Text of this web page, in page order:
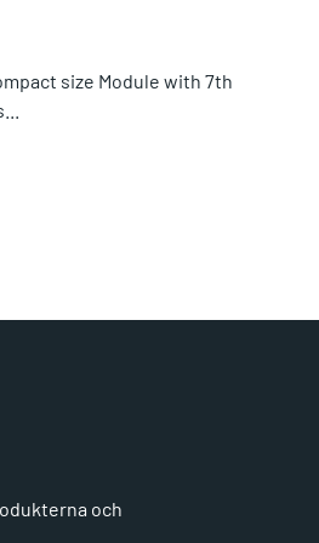
size Module with 7th
och